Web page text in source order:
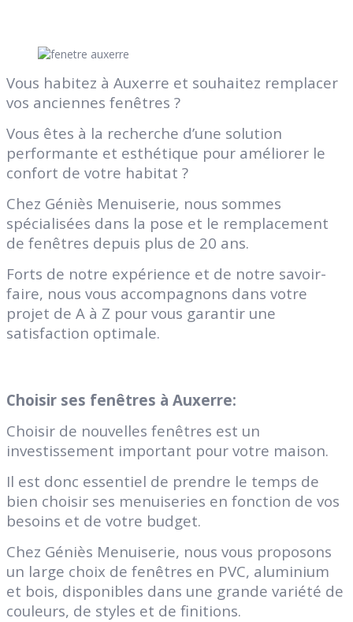
Vous habitez à Auxerre et souhaitez remplacer
vos anciennes fenêtres ?
Vous êtes à la recherche d’une solution
performante et esthétique pour améliorer le
confort de votre habitat ?
Chez Géniès Menuiserie, nous sommes
spécialisées dans la pose et le remplacement
de fenêtres depuis plus de 20 ans.
Forts de notre expérience et de notre savoir-
faire, nous vous accompagnons dans votre
projet de A à Z pour vous garantir une
satisfaction optimale.
Choisir ses fenêtres à Auxerre:
Choisir de nouvelles fenêtres est un
investissement important pour votre maison.
Il est donc essentiel de prendre le temps de
bien choisir ses menuiseries en fonction de vos
besoins et de votre budget.
Chez Géniès Menuiserie, nous vous proposons
un large choix de fenêtres en PVC, aluminium
et bois, disponibles dans une grande variété de
couleurs, de styles et de finitions.